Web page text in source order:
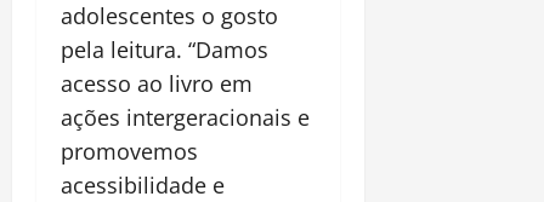
adolescentes o gosto
pela leitura. “Damos
acesso ao livro em
ações intergeracionais e
promovemos
acessibilidade e